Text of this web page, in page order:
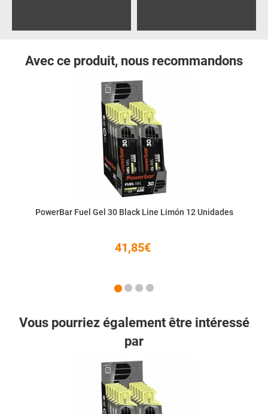
Avec ce produit, nous recommandons
PowerBar Fuel Gel 30 Black Line Limón 12 Unidades
41,85€
Vous pourriez également être intéressé
par